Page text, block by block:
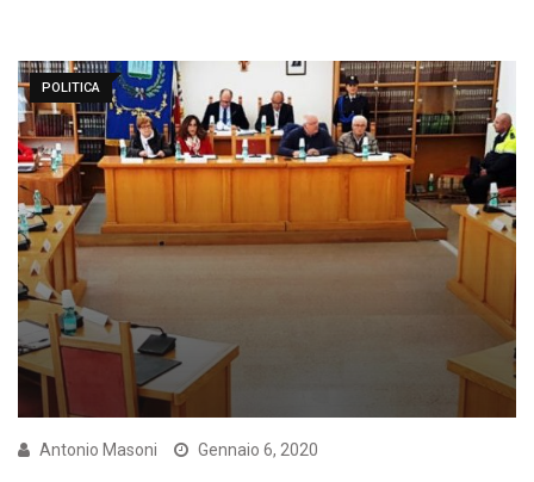
POLITICA
Antonio Masoni Gennaio 6, 2020